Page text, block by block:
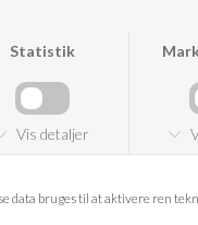
ECOVERO™ viskose
ikke tørretumbles, må ikke